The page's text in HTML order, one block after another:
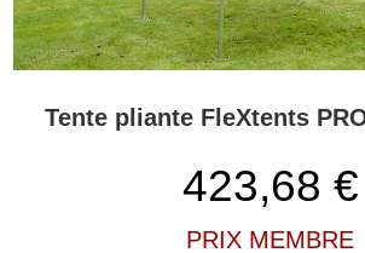
Tente pliante FleXtents
423,68 €
PRIX MEMBRE